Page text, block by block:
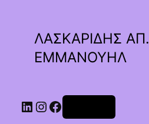
ΛΑΣΚΑΡΙΔΗΣ ΑΠ.
ΕΜΜΑΝΟΥΗΛ
Linkedin
Instagram
Facebook